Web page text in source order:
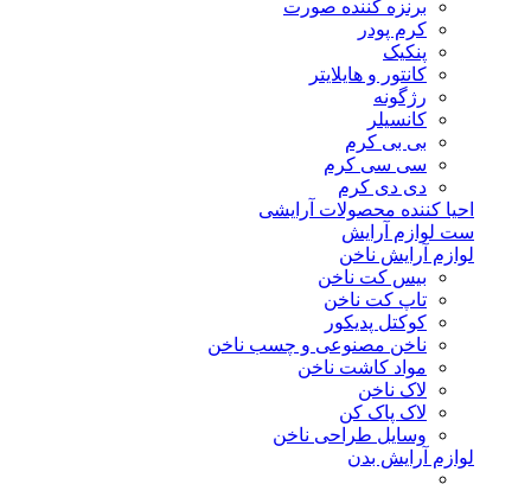
برنزه کننده صورت
کرم پودر
پنکیک
کانتور و هایلایتر
رژگونه
کانسیلر
بی بی کرم
سی سی کرم
دی دی کرم
احیا کننده محصولات آرایشی
ست لوازم آرایش
لوازم آرایش ناخن
بیس کت ناخن
تاپ کت ناخن
کوکتل پدیکور
ناخن مصنوعی و چسب ناخن
مواد کاشت ناخن
لاک ناخن
لاک پاک کن
وسایل طراحی ناخن
لوازم آرایش بدن